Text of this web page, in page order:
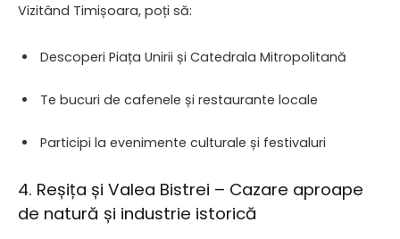
Vizitând Timișoara, poți să:
Descoperi Piața Unirii și Catedrala Mitropolitană
Te bucuri de cafenele și restaurante locale
Participi la evenimente culturale și festivaluri
4. Reșița și Valea Bistrei – Cazare aproape
de natură și industrie istorică